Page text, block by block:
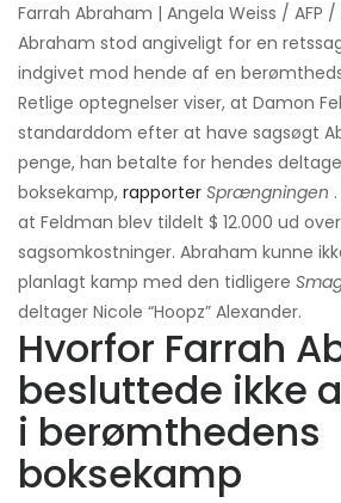
Farrah Abraham | Angela Weiss / AFP
Abraham stod angiveligt for en
indgivet mod hende af en
Retlige optegnelser viser, at Damon
standarddom efter at have sagsøgt
penge, han betalte for hendes
boksekamp, rapporter Sprængningen
at Feldman blev tildelt $ 12.000 ud over
sagsomkostninger. Abraham kunne
planlagt kamp med den tidligere
deltager Nicole “Hoopz” Alexander.
Hvorfor Farrah
besluttede ikke
i berømthedens
boksekamp